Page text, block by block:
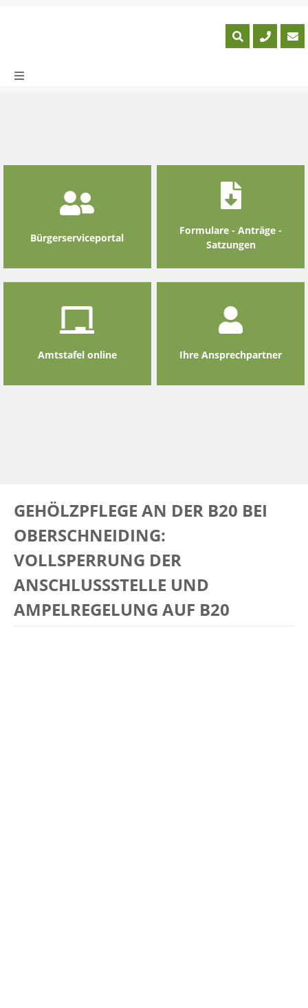
content
Bürgerserviceportal
Formulare - Anträge -
Satzungen
Amtstafel online Ihre Ansprechpartner
GEHÖLZPFLEGE AN DER B20 BEI
OBERSCHNEIDING:
VOLLSPERRUNG DER
ANSCHLUSSSTELLE UND
AMPELREGELUNG AUF B20